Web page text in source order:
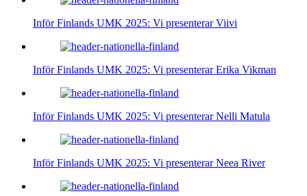
Inför Finlands UMK 2025: Vi presenterar Viivi
Inför Finlands UMK 2025: Vi presenterar Erika Vikman
Inför Finlands UMK 2025: Vi presenterar Nelli Matula
Inför Finlands UMK 2025: Vi presenterar Neea River